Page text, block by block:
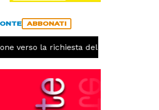
ABBONATI
verso la richiesta dello stato di